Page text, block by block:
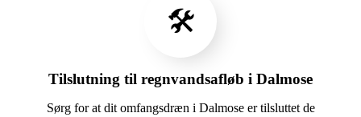
🛠️
Tilslutning til regnvandsafløb i Dalmose
Sørg for at dit omfangsdræn i Dalmose er tilsluttet de